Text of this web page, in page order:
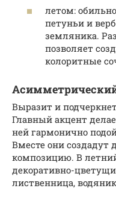
летом:
петуньи и
земляника.
позволяет
колоритные
Выразит и
Главный акцент
ней гармонично
Вместе они создадут
композицию. В
декоративно-
лиственница,